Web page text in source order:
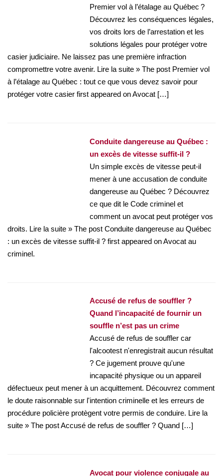
Premier vol à l’étalage au Québec ?
Découvrez les conséquences légales,
vos droits lors de l’arrestation et les
solutions légales pour protéger votre
casier judiciaire. Ne laissez pas une première infraction
compromettre votre avenir. Lire la suite » The post Premier vol
à l’étalage au Québec : tout ce que vous devez savoir pour
protéger votre casier first appeared on Avocat […]
Conduite dangereuse au Québec :
un excès de vitesse suffit-il ?
Un simple excès de vitesse peut-il
mener à une accusation de conduite
dangereuse au Québec ? Découvrez
ce que dit le Code criminel et
comment un avocat peut protéger vos
droits. Lire la suite » The post Conduite dangereuse au Québec
: un excès de vitesse suffit-il ? first appeared on Avocat au
criminel.
Accusé de refus de souffler ?
Quand l’incapacité de fournir un
souffle n’est pas un crime
Accusé de refus de souffler car
l'alcootest n'enregistrait aucun résultat
? Ce jugement prouve qu'une
incapacité physique ou un appareil
défectueux peut mener à un acquittement. Découvrez comment
le doute raisonnable sur l'intention criminelle et les erreurs de
procédure policière protègent votre permis de conduire. Lire la
suite » The post Accusé de refus de souffler ? Quand […]
Avocat pour violence conjugale au